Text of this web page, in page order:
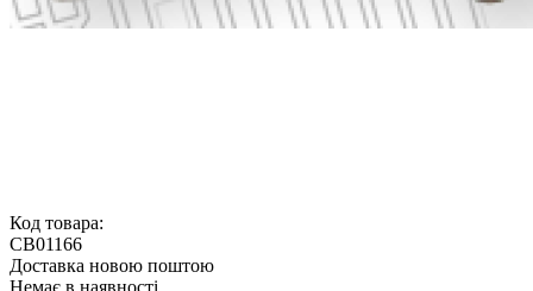
Код товара:
CB01166
Доставка новою поштою